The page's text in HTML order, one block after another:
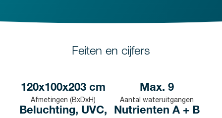
Feiten en cijfers
120x100x203 cm
Afmetingen (BxDxH)
Max. 9
Aantal wateruitgangen
Beluchting, UVC,
Nutrienten A + B